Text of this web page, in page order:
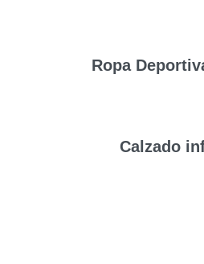
Ropa
Calzado